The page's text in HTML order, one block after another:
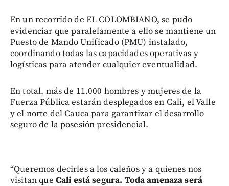
En un recorrido de EL COLOMBIANO, se pudo
evidenciar que paralelamente a ello se mantiene un
Puesto de Mando Unificado (PMU) instalado,
coordinando todas las capacidades operativas y
logísticas para atender cualquier eventualidad.
En total, más de 11.000 hombres y mujeres de la
Fuerza Pública estarán desplegados en Cali, el Valle
y el norte del Cauca para garantizar el desarrollo
seguro de la posesión presidencial.
“Queremos decirles a los caleños y a quienes nos
visitan que Cali está segura. Toda amenaza será